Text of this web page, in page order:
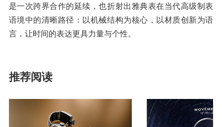
是一次跨界合作的延续，也折射出雅典表在当代高级制表
语境中的清晰路径：以机械结构为核心，以材质创新为语
言，让时间的表达更具力量与个性。
推荐阅读